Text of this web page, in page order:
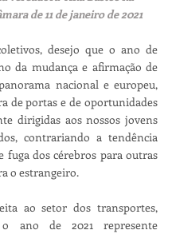
de 11 de janeiro de 2021
desejo que o ano de
da mudança e afirmação de
nacional e europeu,
de portas e de oportunidades
dirigidas aos nossos jovens
contrariando a tendência
fuga dos cérebros para outras
o estrangeiro.
ao setor dos transportes,
ano de 2021 represente